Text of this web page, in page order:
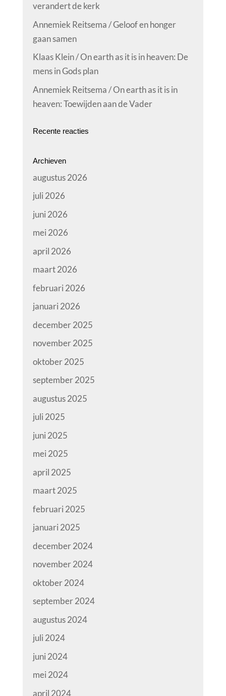
verandert de kerk
Annemiek Reitsema / Geloof en honger
gaan samen
Klaas Klein / On earth as it is in heaven: De
mens in Gods plan
Annemiek Reitsema / On earth as it is in
heaven: Toewijden aan de Vader
Recente reacties
Archieven
augustus 2026
juli 2026
juni 2026
mei 2026
april 2026
maart 2026
februari 2026
januari 2026
december 2025
november 2025
oktober 2025
september 2025
augustus 2025
juli 2025
juni 2025
mei 2025
april 2025
maart 2025
februari 2025
januari 2025
december 2024
november 2024
oktober 2024
september 2024
augustus 2024
juli 2024
juni 2024
mei 2024
april 2024